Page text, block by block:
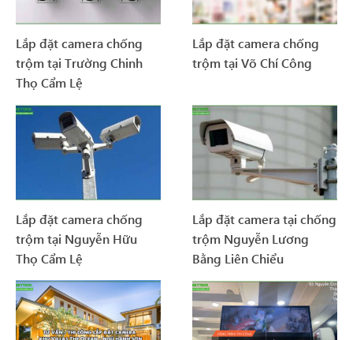
Lắp đặt camera chống
trộm tại Trường Chinh
Thọ Cẩm Lệ
Lắp đặt camera chống
trộm tại Võ Chí Công
Lắp đặt camera chống
trộm tại Nguyễn Hữu
Thọ Cẩm Lệ
Lắp đặt camera tại chống
trộm Nguyễn Lương
Bằng Liên Chiểu